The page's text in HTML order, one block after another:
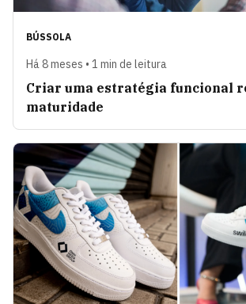
BÚSSOLA
Há 8 meses • 1 min de leitura
Criar uma estratégia funcional
maturidade